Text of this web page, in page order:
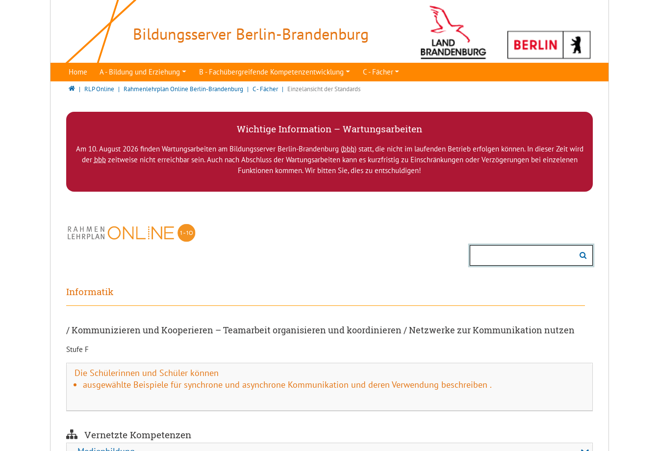
Bildungsserver Berlin-Brandenburg
Home A - Bildung und Erziehung B - Fachübergreifende Kompetenzentwicklung C - Fächer
Bildungsserver Berlin - Brandenburg
RLP Online Rahmenlehrplan Online Berlin-Brandenburg C - Fächer Einzelansicht der Standards
Wichtige Information – Wartungsarbeiten
Am 10. August 2026 finden Wartungsarbeiten am Bildungsserver Berlin-Brandenburg (bbb) statt, die nicht im laufenden Betrieb erfolgen können. In dieser Zeit wird
der bbbzeitweise nicht erreichbar sein. Auch nach Abschluss der Wartungsarbeiten kann es kurzfristig zu Einschränkungen oder Verzögerungen bei einzelenen
Funktionen kommen. Wir bitten Sie, dies zu entschuldigen!
Informatik
/ Kommunizieren und Kooperieren – Teamarbeit organisieren und koordinieren / Netzwerke zur Kommunikation nutzen
Stufe F
Die Schülerinnen und Schüler können
ausgewählte Beispiele für synchrone und asynchrone Kommunikation und deren Verwendung beschreiben .
Vernetzte Kompetenzen